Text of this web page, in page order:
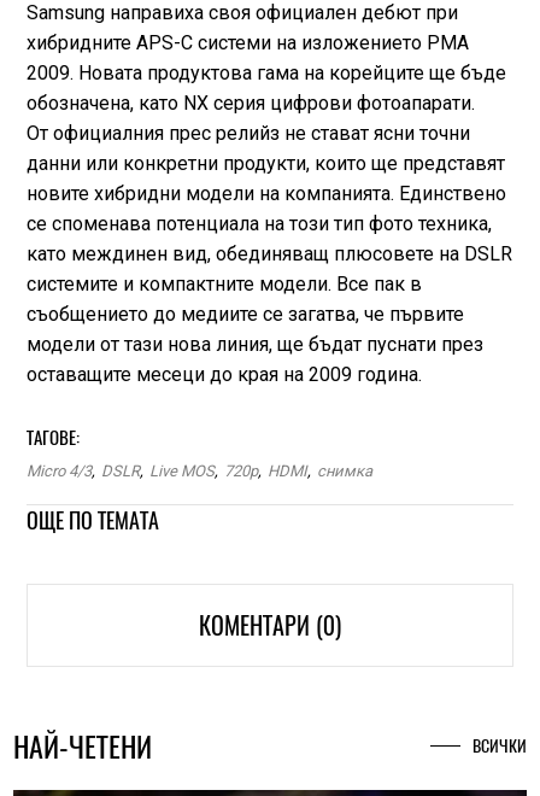
Samsung направиха своя официален дебют при
хибридните APS-C системи на изложението PMA
2009. Новата продуктова гама на корейците ще бъде
обозначена, като NX серия цифрови фотоапарати.
От официалния прес релийз не стават ясни точни
данни или конкретни продукти, които ще представят
новите хибридни модели на компанията. Единствено
се споменава потенциала на този тип фото техника,
като междинен вид, обединяващ плюсовете на DSLR
системите и компактните модели. Все пак в
съобщението до медиите се загатва, че първите
модели от тази нова линия, ще бъдат пуснати през
оставащите месеци до края на 2009 година.
ТАГОВЕ:
Micro 4/3, DSLR, Live MOS, 720p, HDMI, снимка
ОЩЕ ПО ТЕМАТА
КОМЕНТАРИ (0)
НАЙ-ЧЕТЕНИ ВСИЧКИ